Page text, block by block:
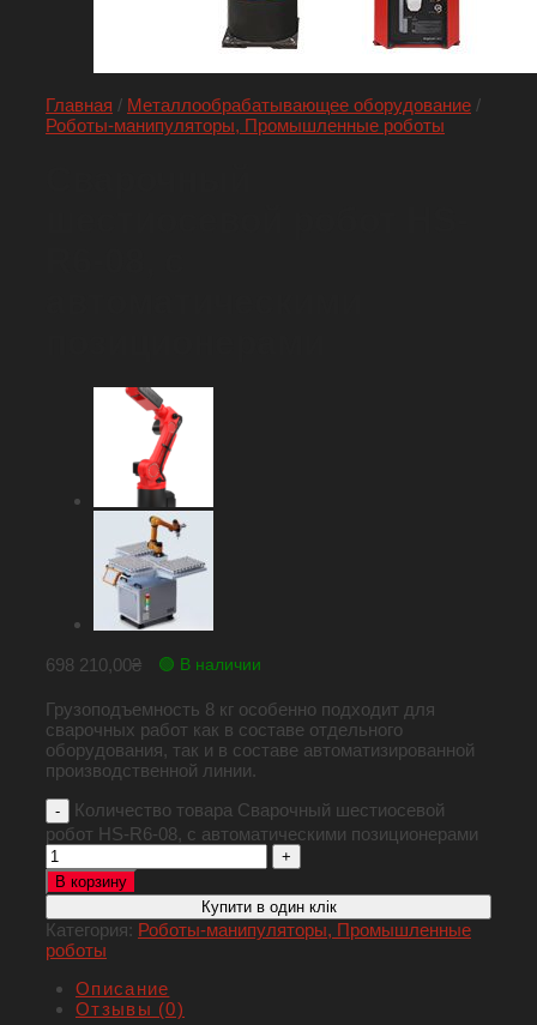
Главная / Металлообрабатывающее оборудование /
Роботы-манипуляторы, Промышленные роботы
698 210,00₴ 🟢 В наличии
Грузоподъемность 8 кг особенно подходит для
сварочных работ как в составе отдельного
оборудования, так и в составе автоматизированной
производственной линии.
Количество товара Сварочный шестиосевой
робот HS-R6-08, с автоматическими позиционерами
В корзину
Купити в один клік
Категория: Роботы-манипуляторы, Промышленные
роботы
Описание
Отзывы (0)